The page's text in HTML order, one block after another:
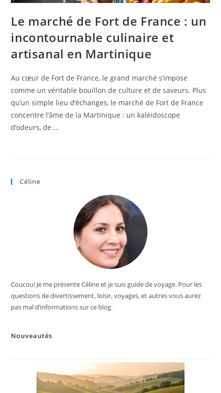
Le marché de Fort de France : un
incontournable culinaire et
artisanal en Martinique
Au cœur de Fort de France, le grand marché s’impose
comme un véritable bouillon de culture et de saveurs. Plus
qu’un simple lieu d’échanges, le marché de Fort de France
concentre l’âme de la Martinique : un kaléidoscope
d’odeurs, de …
Céline
Coucou! Je me présente Céline et je suis guide de voyage. Pour les
questions de divertissement, loisir, voyages, et autres vous aurez
pas mal d’informations sur ce blog.
Nouveautés